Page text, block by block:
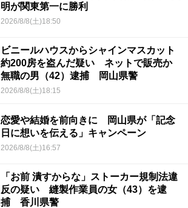
明が関東第一に勝利
2026/8/8(土)18:50
ビニールハウスからシャインマスカット
約200房を盗んだ疑い ネットで販売か
無職の男（42）逮捕 岡山県警
2026/8/8(土)18:15
恋愛や結婚を前向きに 岡山県が「記念
日に想いを伝える」キャンペーン
2026/8/8(土)16:57
「お前 潰すからな」ストーカー規制法違
反の疑い 縫製作業員の女（43）を逮
捕 香川県警